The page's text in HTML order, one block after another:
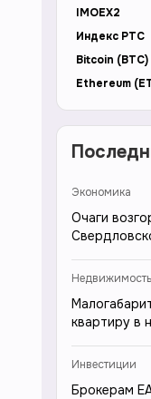
IMOEX2
Индекс РТС
Bitcoin (BTC)
Ethereum
Экономика
Очаги
Недвижимость
квартиру в
Инвестиции
Брокерам